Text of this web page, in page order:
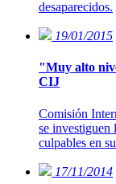
desaparecidos.
19/01/2015
"Muy alto
CIJ
Comisión
se investiguen
culpables en
17/11/2014